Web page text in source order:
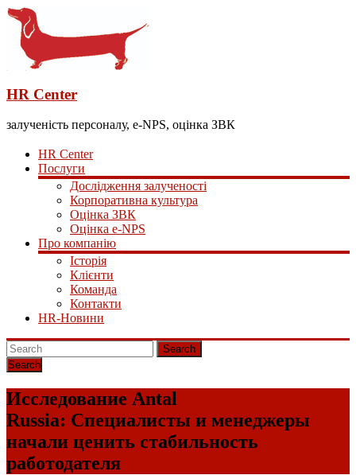
HR Center
залученість персоналу, e-NPS, оцінка ЗВК
HR Center
Послуги
Дослідження залученості
Корпоративна культура
Оцінка ЗВК
Оцінка e-NPS
Про компанію
Історія
Клієнти
Команда
Контакти
HR-Новини
Search
Исследование Antal
Russia: Специалисты и менеджеры
начали ценить стабильность
работодателя